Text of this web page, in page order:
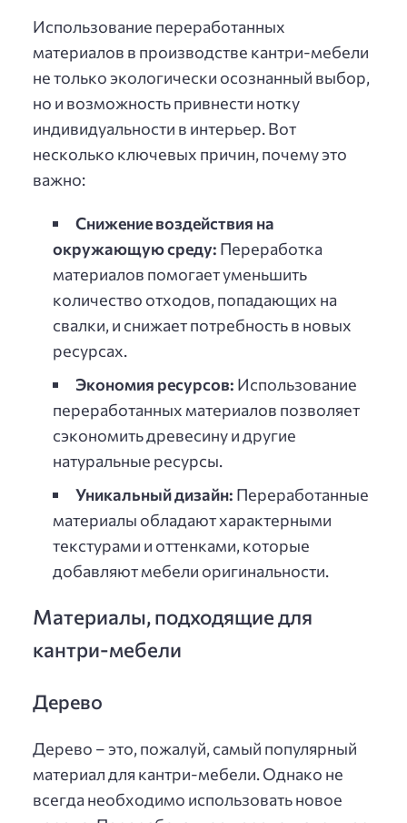
Использование переработанных
материалов в производстве кантри-мебели
не только экологически осознанный выбор,
но и возможность привнести нотку
индивидуальности в интерьер. Вот
несколько ключевых причин, почему это
важно:
Снижение воздействия на
окружающую среду: Переработка
материалов помогает уменьшить
количество отходов, попадающих на
свалки, и снижает потребность в новых
ресурсах.
Экономия ресурсов: Использование
переработанных материалов позволяет
сэкономить древесину и другие
натуральные ресурсы.
Уникальный дизайн: Переработанные
материалы обладают характерными
текстурами и оттенками, которые
добавляют мебели оригинальности.
Материалы, подходящие для
кантри-мебели
Дерево
Дерево – это, пожалуй, самый популярный
материал для кантри-мебели. Однако не
всегда необходимо использовать новое